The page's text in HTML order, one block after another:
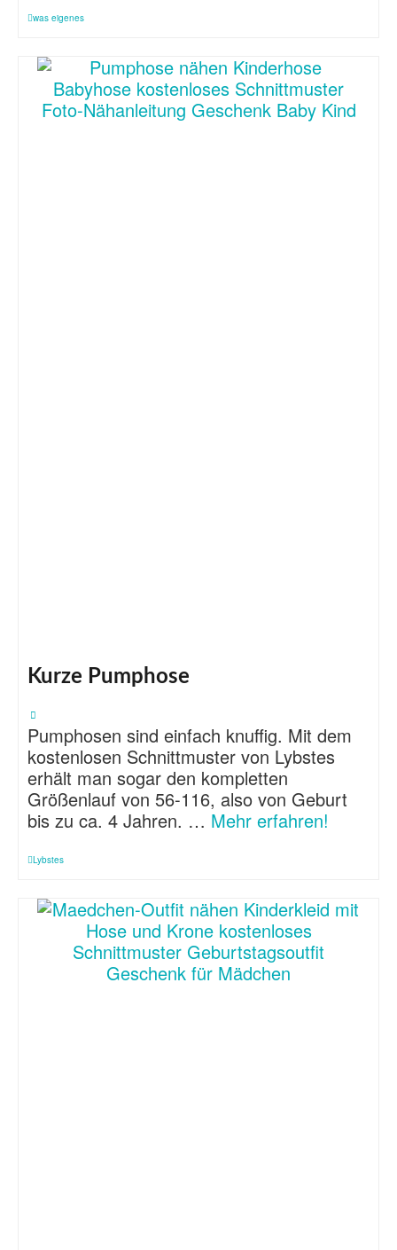
was eigenes
Kurze Pumphose
Pumphosen sind einfach knuffig. Mit dem
kostenlosen Schnittmuster von Lybstes
erhält man sogar den kompletten
Größenlauf von 56-116, also von Geburt
bis zu ca. 4 Jahren. … Mehr erfahren!
Lybstes